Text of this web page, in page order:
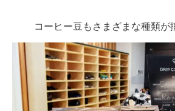
コーヒー豆もさまざまな種類が